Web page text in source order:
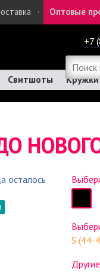
· Оптовые
+7
Свитшоты Кружки
S (44-